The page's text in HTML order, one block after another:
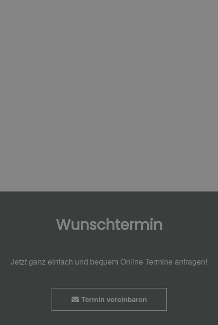
Wunschtermin
Jetzt ganz einfach und bequem Online Termine anfragen!
Termin vereinbaren